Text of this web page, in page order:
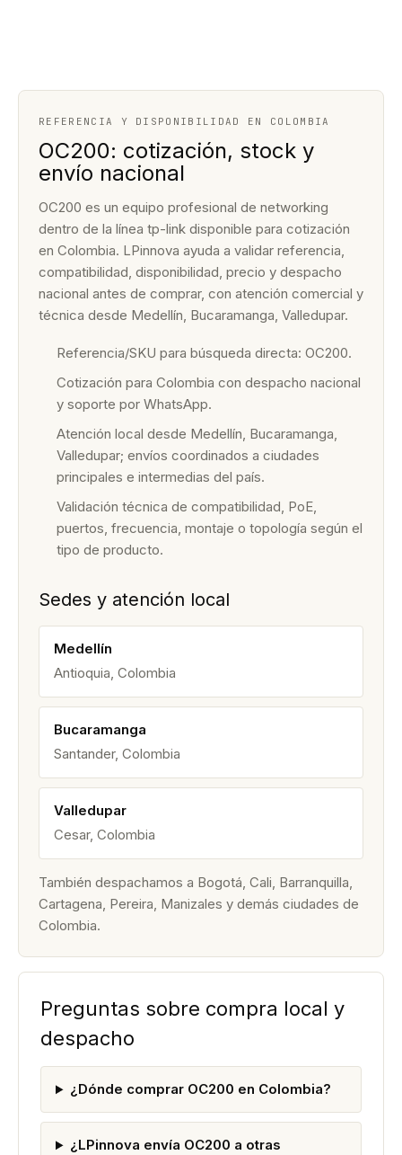
REFERENCIA Y DISPONIBILIDAD EN COLOMBIA
OC200: cotización, stock y
envío nacional
OC200 es un equipo profesional de networking
dentro de la línea tp-link disponible para cotización
en Colombia. LPinnova ayuda a validar referencia,
compatibilidad, disponibilidad, precio y despacho
nacional antes de comprar, con atención comercial y
técnica desde Medellín, Bucaramanga, Valledupar.
Referencia/SKU para búsqueda directa: OC200.
Cotización para Colombia con despacho nacional
y soporte por WhatsApp.
Atención local desde Medellín, Bucaramanga,
Valledupar; envíos coordinados a ciudades
principales e intermedias del país.
Validación técnica de compatibilidad, PoE,
puertos, frecuencia, montaje o topología según el
tipo de producto.
Sedes y atención local
Medellín
Antioquia, Colombia
Bucaramanga
Santander, Colombia
Valledupar
Cesar, Colombia
También despachamos a Bogotá, Cali, Barranquilla,
Cartagena, Pereira, Manizales y demás ciudades de
Colombia.
Preguntas sobre compra local y
despacho
¿Dónde comprar OC200 en Colombia?
¿LPinnova envía OC200 a otras